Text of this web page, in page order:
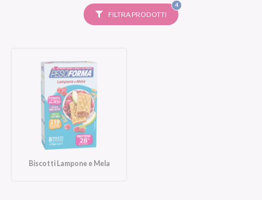
FILTRA PRODOTTI
4FILTRI
SELEZIONATI
Biscotti Lampone e Mela